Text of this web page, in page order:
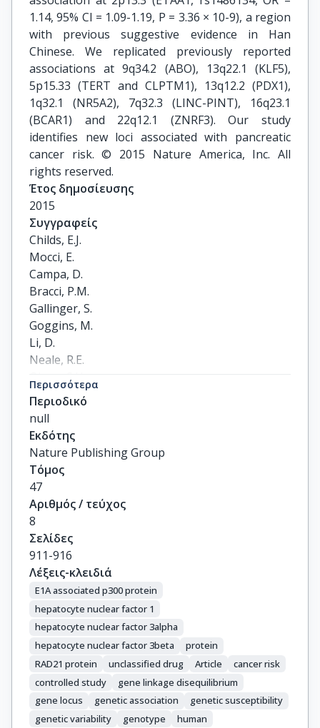
1.14, 95% CI = 1.09-1.19, P = 3.36 × 10-9), a region
with previous suggestive evidence in Han
Chinese. We replicated previously reported
associations at 9q34.2 (ABO), 13q22.1 (KLF5),
5p15.33 (TERT and CLPTM1), 13q12.2 (PDX1),
1q32.1 (NR5A2), 7q32.3 (LINC-PINT), 16q23.1
(BCAR1) and 22q12.1 (ZNRF3). Our study
identifies new loci associated with pancreatic
cancer risk. © 2015 Nature America, Inc. All
rights reserved.
Έτος δημοσίευσης
2015
Συγγραφείς
Childs, E.J.
Mocci, E.
Campa, D.
Bracci, P.M.
Gallinger, S.
Goggins, M.
Li, D.
Neale, R.E.
Olson, S.H.
Scelo, G.
Amundadottir, L.T.
Bamlet, W.R.
Bijlsma, M.F.
Blackford, A.
Borges, M.
Brennan, P.
Brenner, H.
Bueno-De-Mesquita, H.B.
Canzian, F.
Capurso, G.
Cavestro, G.M.
Chanock, S.J.
Cleary, S.P.
Cotterchio, M.
Foretova, L.
Fuchs, C.
Funel, N.
Gazouli, M.
Περισσότερα
Περιοδικό
null
Εκδότης
Nature Publishing Group
Τόμος
47
Αριθμός / τεύχος
8
Σελίδες
911-916
Λέξεις-κλειδιά
E1A associated p300 protein
hepatocyte nuclear factor 1
hepatocyte nuclear factor 3alpha
hepatocyte nuclear factor 3beta
protein
RAD21 protein
unclassified drug Article
cancer risk
controlled study
gene linkage disequilibrium
gene locus
genetic association
genetic susceptibility
genetic variability
genotype
human